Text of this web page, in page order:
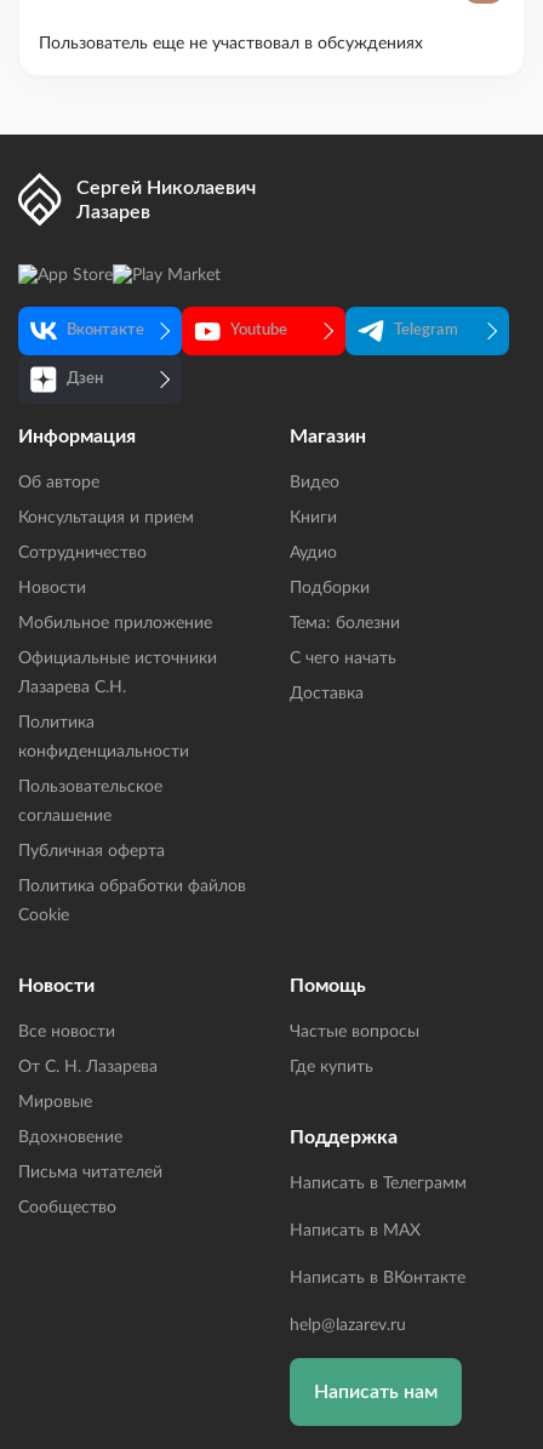
Пользователь еще не участвовал в обсуждениях
Сергей Николаевич
Лазарев
Вконтакте Youtube Telegram
Дзен
Информация
Об авторе
Консультация и прием
Сотрудничество
Новости
Мобильное приложение
Официальные источники
Лазарева С.Н.
Политика
конфиденциальности
Пользовательское
соглашение
Публичная оферта
Политика обработки файлов
Cookie
Магазин
Видео
Книги
Аудио
Подборки
Тема: болезни
С чего начать
Доставка
Новости
Все новости
От С. Н. Лазарева
Мировые
Вдохновение
Письма читателей
Сообщество
Помощь
Частые вопросы
Где купить
Поддержка
Написать в Телеграмм
Написать в MAX
Написать в ВКонтакте
help@lazarev.ru
Написать нам